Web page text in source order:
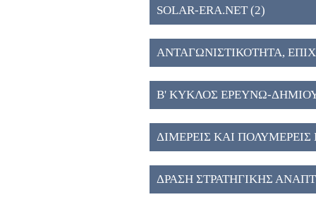
SOLAR-ERA.NET (2)
ΑΝΤΑΓΩΝΙΣΤΙΚΟΤΗΤΑ,
ΚΑΙΝΟΤΟΜΙΑ (6)
Β' ΚΥΚΛΟΣ ΕΡΕΥΝΩ-
ΔΙΜΕΡΕΙΣ ΚΑΙ ΠΟΛΥΜΕΡΕΙΣ
ΔΡΑΣΗ ΣΤΡΑΤΗΓΙΚΗΣ